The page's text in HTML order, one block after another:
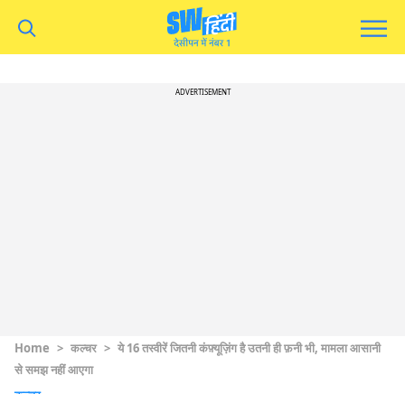
ADVERTISEMENT
Home > कल्चर > ये 16 तस्वीरें जितनी कंफ़्यूज़िंग है उतनी ही फ़नी भी, मामला आसानी
से समझ नहीं आएगा